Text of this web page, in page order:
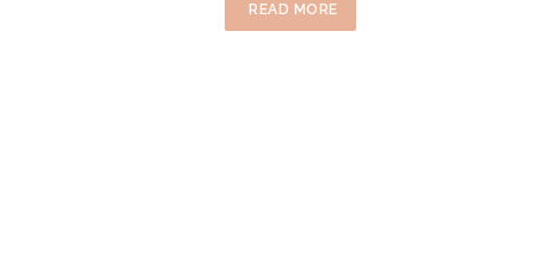
READ MORE